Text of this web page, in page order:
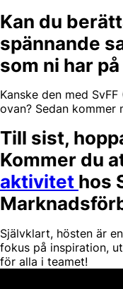
Kan du
spännande
som ni har
Kanske den med
ovan? Sedan kommer
Till sist,
Kommer du
aktivitet hos
Självklart, hösten är
fokus på inspiration,
för alla i teamet!